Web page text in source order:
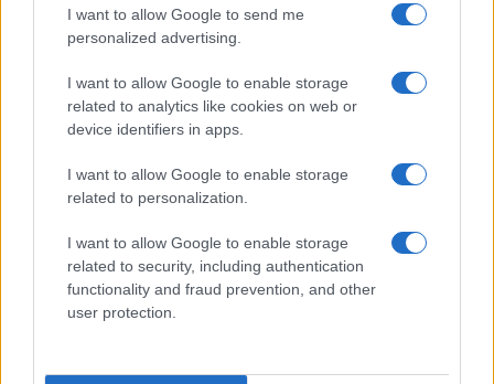
I want to allow Google to send me
personalized advertising.
I want to allow Google to enable storage
related to analytics like cookies on web or
device identifiers in apps.
I want to allow Google to enable storage
related to personalization.
I want to allow Google to enable storage
related to security, including authentication
functionality and fraud prevention, and other
user protection.
COMMENTS